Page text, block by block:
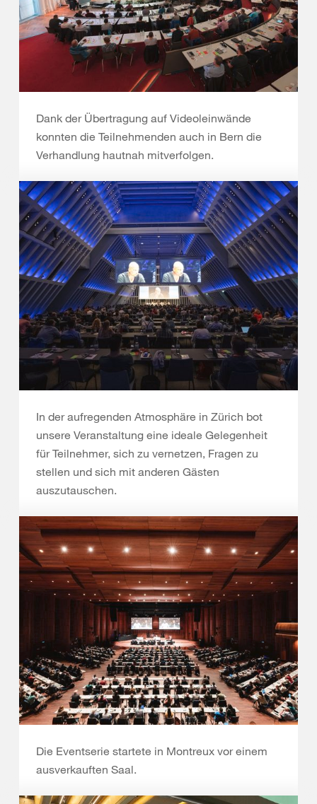
Dank der Übertragung auf Videoleinwände
konnten die Teilnehmenden auch in Bern die
Verhandlung hautnah mitverfolgen.
In der aufregenden Atmosphäre in Zürich bot
unsere Veranstaltung eine ideale Gelegenheit
für Teilnehmer, sich zu vernetzen, Fragen zu
stellen und sich mit anderen Gästen
auszutauschen.
Die Eventserie startete in Montreux vor einem
ausverkauften Saal.